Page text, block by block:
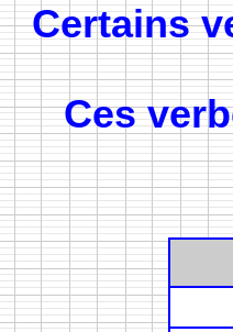
Certains
Ces